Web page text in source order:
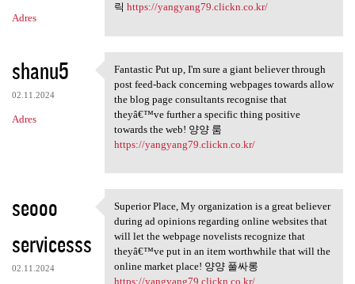
Adres
릭 https://yangyang79.clickn.co.kr/
shanu5
02.11.2024
Adres
Fantastic Put up, I'm sure a
Fantastic Put up, I'm sure a giant believer through
post feed-back concerning webpages towards allow
the blog page consultants recognise that
theyâ€™ve further a specific thing positive
towards the web! 양양 룸
https://yangyang79.clickn.co.kr/
seooo
servicesss
02.11.2024
Superior Place, My
Superior Place, My organization is a great believer
during ad opinions regarding online websites that
will let the webpage novelists recognize that
theyâ€™ve put in an item worthwhile that will the
online market place! 양양 풀싸롱
https://yangyang79.clickn.co.kr/